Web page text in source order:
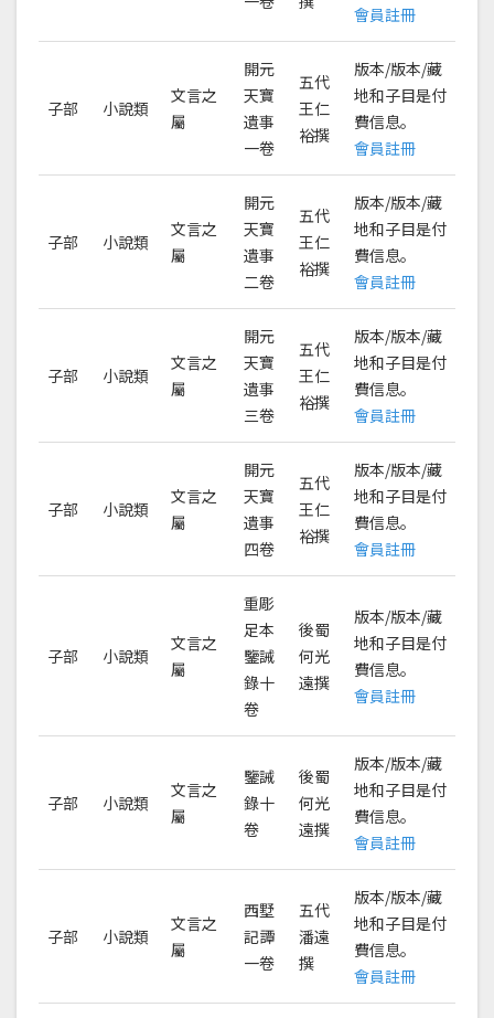
會員註冊
子部 小說類
文言之
屬
開元
天寶
遺事
一卷
五代
王仁
裕撰
版本/版本/藏
地和子目是付
費信息。
會員註冊
子部 小說類
文言之
屬
開元
天寶
遺事
二卷
五代
王仁
裕撰
版本/版本/藏
地和子目是付
費信息。
會員註冊
子部 小說類
文言之
屬
開元
天寶
遺事
三卷
五代
王仁
裕撰
版本/版本/藏
地和子目是付
費信息。
會員註冊
子部 小說類
文言之
屬
開元
天寶
遺事
四卷
五代
王仁
裕撰
版本/版本/藏
地和子目是付
費信息。
會員註冊
子部 小說類
文言之
屬
重彫
足本
鑒誡
錄十
卷
後蜀
何光
遠撰
版本/版本/藏
地和子目是付
費信息。
會員註冊
子部 小說類
文言之
屬
鑒誡
錄十
卷
後蜀
何光
遠撰
版本/版本/藏
地和子目是付
費信息。
會員註冊
子部 小說類
文言之
屬
西墅
記譚
一卷
五代
潘遠
撰
版本/版本/藏
地和子目是付
費信息。
會員註冊